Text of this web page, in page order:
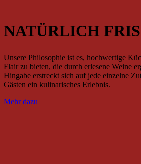
NATÜRLICH
Unsere Philosophie ist es, hochwertige
Flair zu bieten, die durch erlesene Weine
Hingabe erstreckt sich auf jede einzelne
Gästen ein kulinarisches Erlebnis.
Mehr dazu